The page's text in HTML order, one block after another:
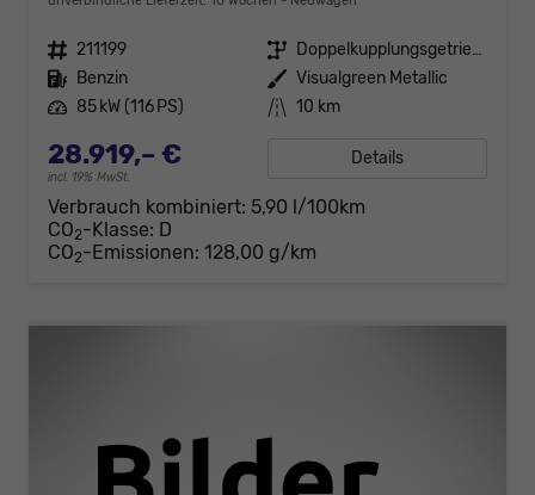
Fahrzeugnr. 211199 Getriebe
Doppelkupplungsgetriebe (DSG)
Kraftstoff Benzin Außenfarbe Visualgreen Metallic
Leistung 85 kW (116 PS) Kilometerstand 10 km
28.919,– €
incl. 19% MwSt.
Details
Verbrauch kombiniert: 5,90 l/100km
CO2-Klasse: D
CO2-Emissionen: 128,00 g/km